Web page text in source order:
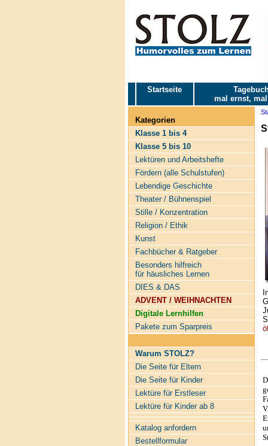
Startseite
mal ernst,
Kategorien
Klasse 1 bis 4
Klasse 5 bis 10
Lektüren und Arbeitshefte
Fördern (alle Schulstufen)
Lebendige Geschichte
Theater / Bühnenspiel
Stille / Konzentration
Religion / Ethik
Kunst
Fachbücher & Ratgeber
Besonders hilfreich
für häusliches Lernen
DIES & DAS
ADVENT / WEIHNACHTEN
Digitale Lernhilfen
Pakete zum Sparpreis
Warum STOLZ?
Die Seite für Eltern
Die Seite für Kinder
Lektüre für Erstleser
Lektüre für Kinder ab 8
Katalog anfordern
Bestellformular